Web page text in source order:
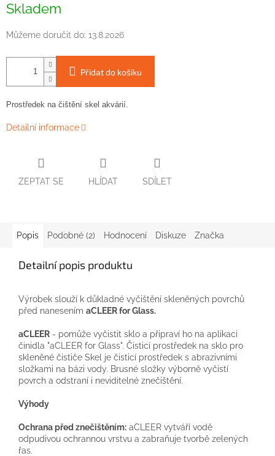
cena:
Skladem
Můžeme doručit do: 13.8.2026
Přidat do košíku
Prostředek na čištění skel akvárií.
Detailní informace
ZEPTAT SE HLÍDAT SDÍLET
Popis Podobné (2) Hodnocení Diskuze Značka
Detailní popis produktu
Výrobek slouží k důkladné vyčištění skleněných povrchů
před nanesením aCLEER for Glass.
aCLEER - pomůže vyčistit sklo a připraví ho na aplikaci
činidla "aCLEER for Glass". Čisticí prostředek na sklo pro
skleněné čističe Skel je čisticí prostředek s abrazivními
složkami na bázi vody. Brusné složky výborně vyčistí
povrch a odstraní i neviditelné znečištění.
Výhody
Ochrana před znečištěním: aCLEER vytváří vodě
odpudivou ochrannou vrstvu a zabraňuje tvorbě zelených
řas.